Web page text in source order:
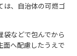
は、自治体の可燃ゴ
袋などで包んでから
面へ配慮したうえで